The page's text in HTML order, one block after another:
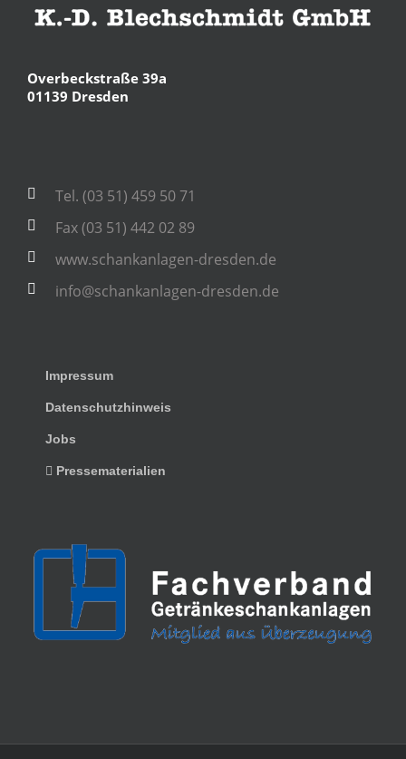
Overbeckstraße 39a
01139 Dresden
Tel. (03 51) 459 50 71
Fax (03 51) 442 02 89
www.schankanlagen-dresden.de
info@schankanlagen-dresden.de
Impressum
Datenschutzhinweis
Jobs
Pressematerialien